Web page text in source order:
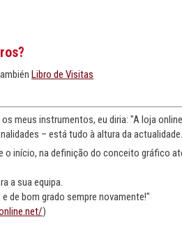
Libro de Visitas
meus instrumentos, eu diria: "A loja
– está tudo à altura da actualidade.
o início, na definição do conceito gráfico
a sua equipa.
de bom grado sempre novamente!"
)